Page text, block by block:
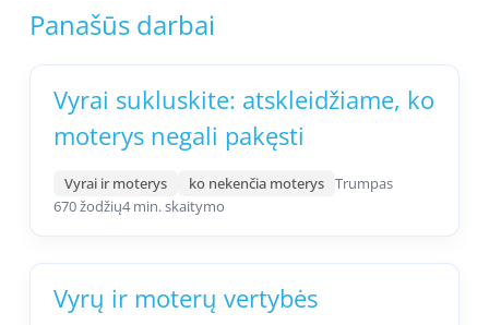
Panašūs darbai
Vyrai sukluskite: atskleidžiame, ko
moterys negali pakęsti
Vyrai ir moterys ko nekenčia moterys Trumpas
670 žodžių4 min. skaitymo
Vyrų ir moterų vertybės